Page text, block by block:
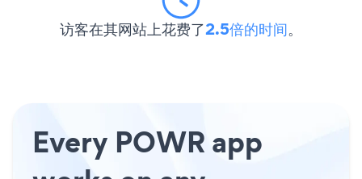
访客在其网站上花费了2.5倍的时间。
Every POWR app